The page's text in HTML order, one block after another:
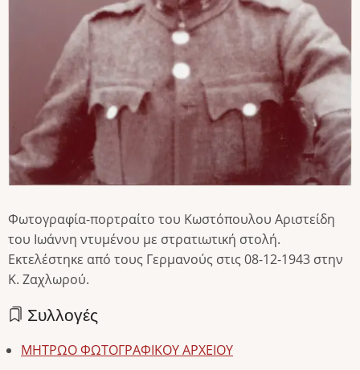
Φωτογραφία-πορτραίτο του Κωστόπουλου Αριστείδη
του Ιωάννη ντυμένου με στρατιωτική στολή.
Εκτελέστηκε από τους Γερμανούς στις 08-12-1943 στην
Κ. Ζαχλωρού.
Συλλογές
ΜΗΤΡΩΟ ΦΩΤΟΓΡΑΦΙΚΟΥ ΑΡΧΕΙΟΥ